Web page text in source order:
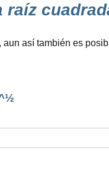
así también es